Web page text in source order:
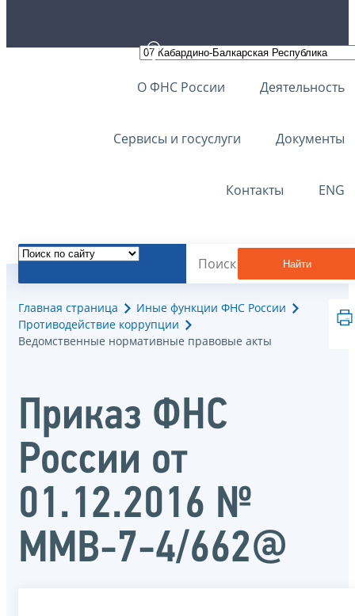
О ФНС России Деятельность
Сервисы и госуслуги Документы
Контакты ENG
Найти
Главная страница
Иные функции ФНС России
Противодействие коррупции
Ведомственные нормативные правовые акты
Приказ ФНС
России от
01.12.2016 №
ММВ-7-4/662@